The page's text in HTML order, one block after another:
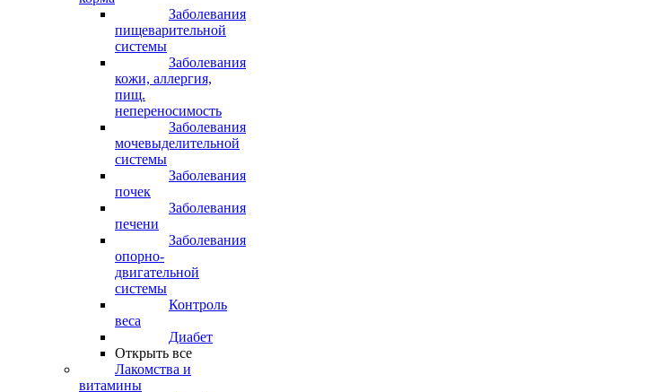
Заболевания
пищеварительной
системы
Заболевания
кожи, аллергия,
пищ.
непереносимость
Заболевания
мочевыделительной
системы
Заболевания
почек
Заболевания
печени
Заболевания
опорно-
двигательной
системы
Контроль
веса
Диабет
Открыть все
Лакомства и
витамины